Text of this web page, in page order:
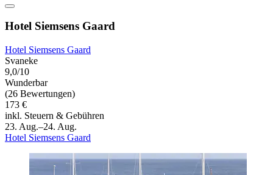
Hotel Siemsens Gaard
Hotel Siemsens Gaard
Svaneke
9,0/10
Wunderbar
(26 Bewertungen)
173 €
inkl. Steuern & Gebühren
23. Aug.–24. Aug.
Hotel Siemsens Gaard